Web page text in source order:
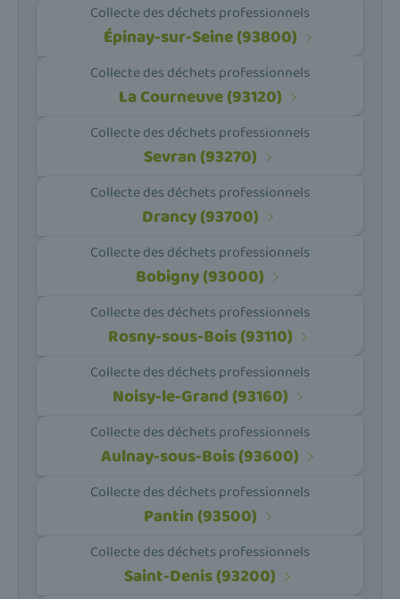
Collecte des déchets professionnels
Épinay-sur-Seine (93800)
Collecte des déchets professionnels
La Courneuve (93120)
Collecte des déchets professionnels
Sevran (93270)
Collecte des déchets professionnels
Drancy (93700)
Collecte des déchets professionnels
Bobigny (93000)
Collecte des déchets professionnels
Rosny-sous-Bois (93110)
Collecte des déchets professionnels
Noisy-le-Grand (93160)
Collecte des déchets professionnels
Aulnay-sous-Bois (93600)
Collecte des déchets professionnels
Pantin (93500)
Collecte des déchets professionnels
Saint-Denis (93200)